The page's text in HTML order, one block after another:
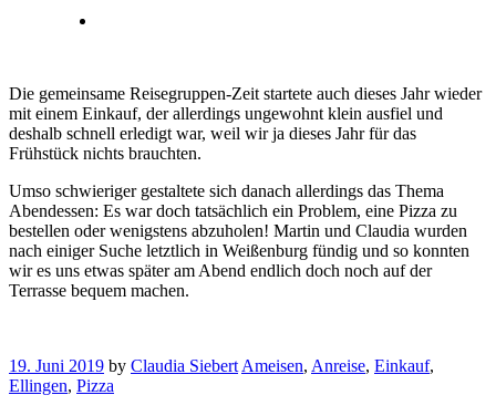
Die gemeinsame Reisegruppen-Zeit startete auch dieses Jahr wieder
mit einem Einkauf, der allerdings ungewohnt klein ausfiel und
deshalb schnell erledigt war, weil wir ja dieses Jahr für das
Frühstück nichts brauchten.
Umso schwieriger gestaltete sich danach allerdings das Thema
Abendessen: Es war doch tatsächlich ein Problem, eine Pizza zu
bestellen oder wenigstens abzuholen! Martin und Claudia wurden
nach einiger Suche letztlich in Weißenburg fündig und so konnten
wir es uns etwas später am Abend endlich doch noch auf der
Terrasse bequem machen.
19. Juni 2019 by Claudia Siebert Ameisen, Anreise, Einkauf,
Ellingen, Pizza